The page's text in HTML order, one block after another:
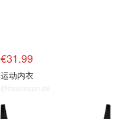
€31.99
运动内衣
@dealmoon.de